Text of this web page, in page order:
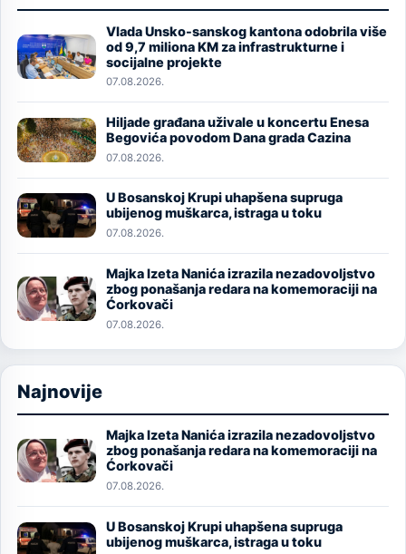
Image
Vlada Unsko-sanskog kantona odobrila više
od 9,7 miliona KM za infrastrukturne i
socijalne projekte
07.08.2026.
Image
Hiljade građana uživale u koncertu Enesa
Begovića povodom Dana grada Cazina
07.08.2026.
Image
U Bosanskoj Krupi uhapšena supruga
ubijenog muškarca, istraga u toku
07.08.2026.
Image
Majka Izeta Nanića izrazila nezadovoljstvo
zbog ponašanja redara na komemoraciji na
Ćorkovači
07.08.2026.
Najnovije
Image
Majka Izeta Nanića izrazila nezadovoljstvo
zbog ponašanja redara na komemoraciji na
Ćorkovači
07.08.2026.
Image
U Bosanskoj Krupi uhapšena supruga
ubijenog muškarca, istraga u toku